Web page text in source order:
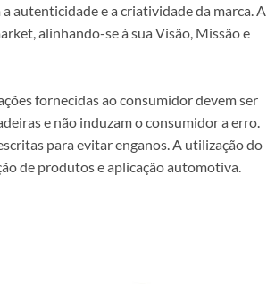
autenticidade e a criatividade da marca. A
alinhando-se à sua Visão, Missão e
fornecidas ao consumidor devem ser
e não induzam o consumidor a erro.
para evitar enganos. A utilização do
de produtos e aplicação automotiva.